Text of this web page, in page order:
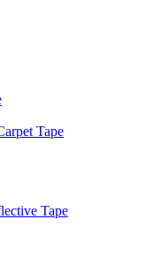
Tape
Tape